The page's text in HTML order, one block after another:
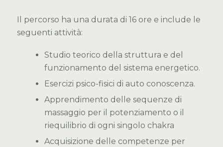
Il percorso ha una durata di 16 ore e include le
seguenti attività:
Studio teorico della struttura e del
funzionamento del sistema energetico.
Esercizi psico-fisici di auto conoscenza.
Apprendimento delle sequenze di
massaggio per il potenziamento o il
riequilibrio di ogni singolo chakra
Acquisizione delle competenze per